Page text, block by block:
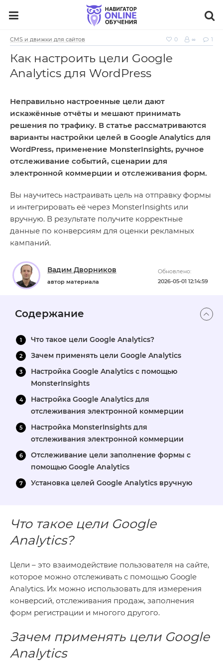
CMS и движки для сайтов 0 ∞ 1
Как настроить цели Google
Analytics для WordPress
Неправильно настроенные цели дают
искажённые отчёты и мешают принимать
решения по трафику. В статье рассматриваются
варианты настройки целей в Google Analytics для
WordPress, применение MonsterInsights, ручное
отслеживание событий, сценарии для
электронной коммерции и отслеживания форм.
Вы научитесь настраивать цель на отправку формы
и интегрировать её через MonsterInsights или
вручную. В результате получите корректные
данные по конверсиям для оценки рекламных
кампаний.
Обновлено:
2026-05-01 12:14:59
Вадим Дворников
автор материала
Содержание
Что такое цели Google Analytics?
Зачем применять цели Google Analytics
Настройка Google Analytics с помощью
MonsterInsights
Настройка Google Analytics для
отслеживания электронной коммерции
Настройка MonsterInsights для
отслеживания электронной коммерции
Отслеживание цели заполнение формы с
помощью Google Analytics
Установка целей Google Analytics вручную
Что такое цели Google
Analytics?
Цели – это взаимодействие пользователя на сайте,
которое можно отслеживать с помощью Google
Analytics. Их можно использовать для измерения
конверсий, отслеживания продаж, заполнения
форм регистрации и многого другого.
Зачем применять цели Google
Analytics